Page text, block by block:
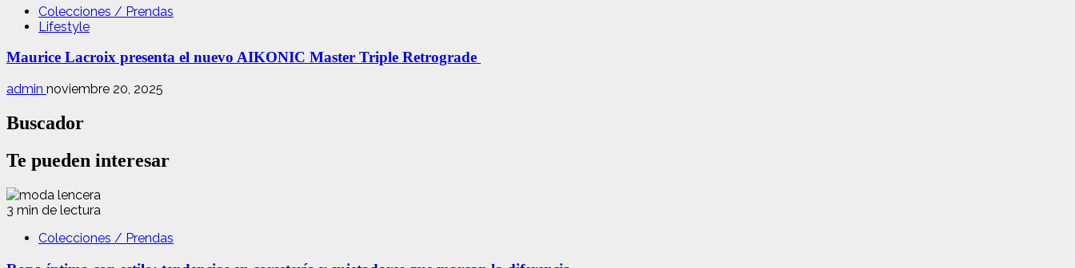
Colecciones / Prendas
Lifestyle
Maurice Lacroix presenta el nuevo AIKONIC Master Triple Retrograde
admin noviembre 20, 2025
Buscador
Te pueden interesar
3 min de lectura
Colecciones / Prendas